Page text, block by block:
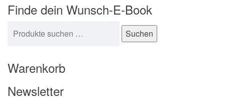
Finde dein Wunsch-E-Book
Suchen
Warenkorb
Newsletter